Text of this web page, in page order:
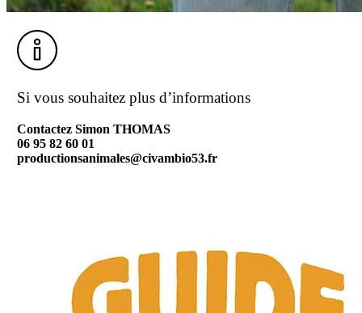
Si vous souhaitez plus d’informations
Contactez Simon THOMAS
06 95 82 60 01
productionsanimales@civambio53.fr